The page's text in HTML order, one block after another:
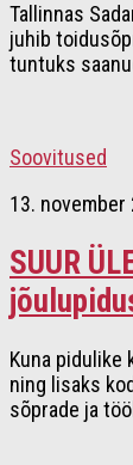
Tallinnas
juhib
tuntuks
Soovitused
13. november
SUUR
Kuna pidulike
ning lisaks
sõprade ja